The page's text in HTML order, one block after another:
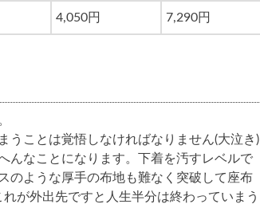
4,050円 7,290円
うことは覚悟しなければなりません(大泣き)
んなことになります。下着を汚すレベルで
のような厚手の布地も難なく突破して座布
が外出先ですと人生半分は終わっていまう